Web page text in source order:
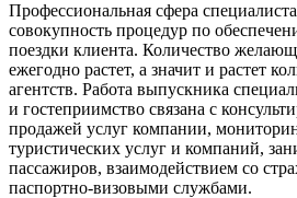
Профессиональная сфера
совокупность процедур по
поездки клиента. Количество
ежегодно растет, а значит и растет
агентств. Работа выпускника
и гостеприимство связана с
продажей услуг компании,
туристических услуг и компаний,
пассажиров, взаимодействием со
паспортно-визовыми службами.